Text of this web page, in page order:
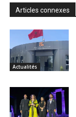
Articles connexes
Actualités